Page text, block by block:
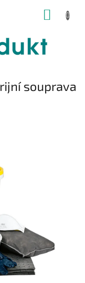
souprava